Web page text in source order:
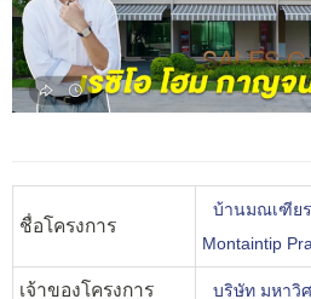
ชื่อโครงการ
บ้านมณเฑียร
Montaintip
เจ้าของโครงการ บริษัท มหาวิ